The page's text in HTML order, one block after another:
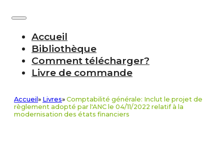
Accueil
Bibliothèque
Comment télécharger?
Livre de commande
Accueil » Livres» Comptabilité générale: Inclut le projet de
règlement adopté par l'ANC le 04/11/2022 relatif à la
modernisation des états financiers